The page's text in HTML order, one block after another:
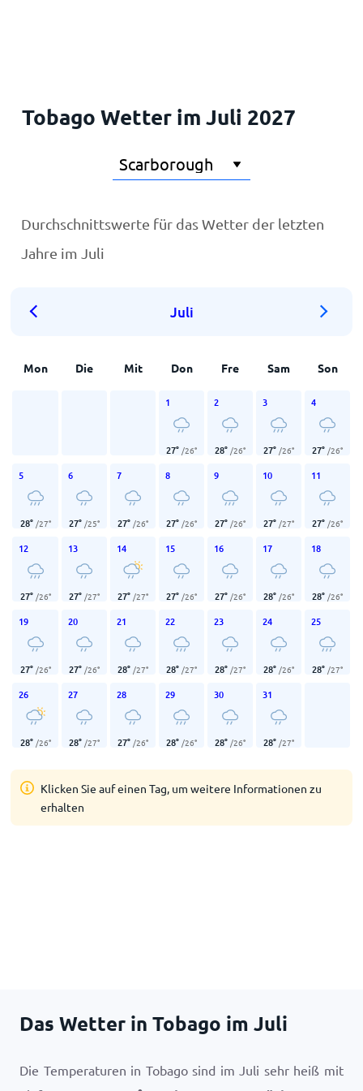
Tobago Wetter im Juli 2027
Durchschnittswerte für das Wetter der letzten
Jahre im Juli
Juli
Mon Die Mit Don Fre Sam Son
1
27° /26°
2
28° /26°
3
27° /26°
4
27° /26°
5
28° /27°
6
27° /25°
7
27° /26°
8
27° /26°
9
27° /26°
10
27° /27°
11
27° /26°
12
27° /26°
13
27° /27°
14
27° /27°
15
27° /26°
16
27° /26°
17
28° /26°
18
28° /26°
19
27° /26°
20
27° /26°
21
28° /27°
22
28° /27°
23
28° /27°
24
28° /26°
25
28° /27°
26
28° /26°
27
28° /27°
28
27° /26°
29
28° /26°
30
28° /26°
31
28° /27°
Klicken Sie auf einen Tag, um weitere Informationen zu
erhalten
Das Wetter in Tobago im Juli
Die Temperaturen in Tobago sind im Juli sehr heiß mit